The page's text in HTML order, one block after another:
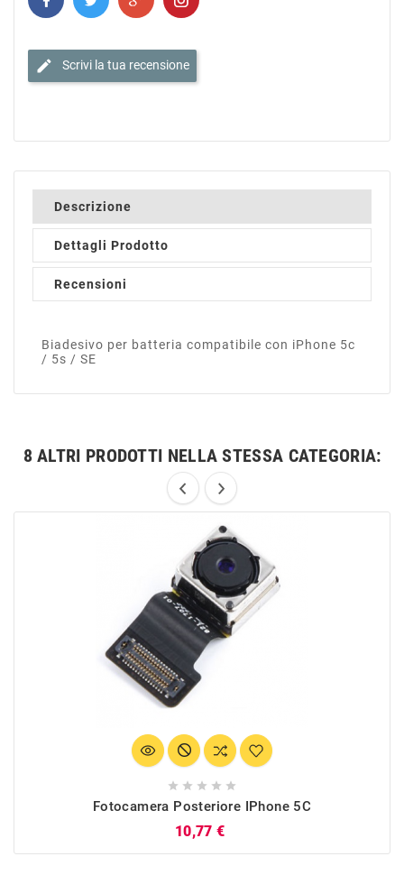
edit Scrivi la tua recensione
Descrizione
Dettagli Prodotto
Recensioni
Biadesivo per batteria compatibile con iPhone 5c
/ 5s / SE
8 ALTRI PRODOTTI NELLA STESSA CATEGORIA:
    
Fotocamera Posteriore IPhone 5C
10,77 €